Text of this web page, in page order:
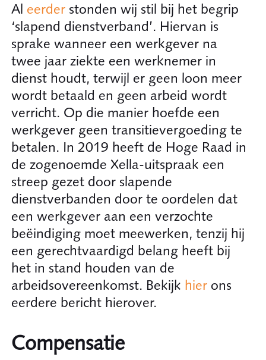
Al eerderstonden wij stil bij het begrip
‘slapend dienstverband’. Hiervan is
sprake wanneer een werkgever na
twee jaar ziekte een werknemer in
dienst houdt, terwijl er geen loon meer
wordt betaald en geen arbeid wordt
verricht. Op die manier hoefde een
werkgever geen transitievergoeding te
betalen. In 2019 heeft de Hoge Raad in
de zogenoemde Xella-uitspraak een
streep gezet door slapende
dienstverbanden door te oordelen dat
een werkgever aan een verzochte
beëindiging moet meewerken, tenzij hij
een gerechtvaardigd belang heeft bij
het in stand houden van de
arbeidsovereenkomst. Bekijk hierons
eerdere bericht hierover.
Compensatie